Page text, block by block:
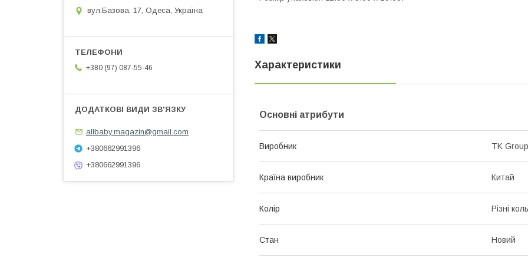
Характеристики
Основні атрибути
Виробник TK Group
Країна виробник Китай
Колір Різні
Стан Новий
вул.Базова, 17, Одеса, Україна
+380 (97) 087-55-46
allbaby.magazin@gmail.com
+380662991396
+380662991396